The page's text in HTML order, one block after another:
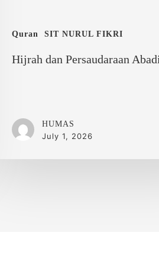
Quran SIT NURUL FIKRI
Hijrah dan Persaudaraan Abadi
HUMAS
July 1, 2026